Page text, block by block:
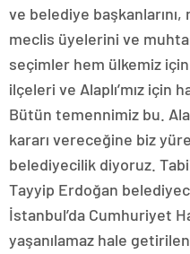
ve belediye
meclis üyelerini ve
seçimler hem ülkemiz için
ilçeleri ve Alaplı’mız için
Bütün temennimiz bu.
kararı vereceğine biz
belediyecilik diyoruz.
Tayyip Erdoğan
İstanbul’da Cumhuriyet
yaşanılamaz hale